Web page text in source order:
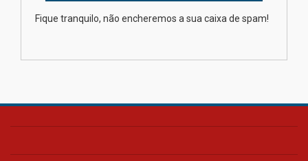
na educação dos filhos além da
Fique tranquilo, não encheremos a sua caixa de spam!